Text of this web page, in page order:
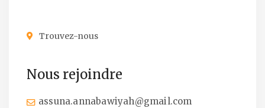
Trouvez-nous
Nous rejoindre
assuna.annabawiyah@gmail.com